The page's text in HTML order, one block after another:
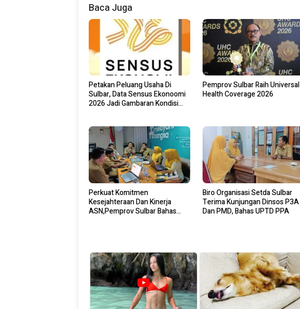
Baca Juga
Petakan Peluang Usaha Di
Sulbar, Data Sensus Ekonoomi
2026 Jadi Gambaran Kondisi
Pemprov Sulbar Raih Universal
Health Coverage 2026
Perkuat Komitmen
Kesejahteraan Dan Kinerja
ASN,Pemprov Sulbar Bahas
Biro Organisasi Setda Sulbar
Terima Kunjungan Dinsos P3A
Dan PMD, Bahas UPTD PPA